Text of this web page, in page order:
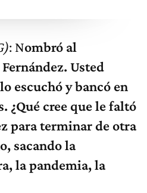
: Nombró al
Usted
escuchó y bancó en
¿Qué cree que le faltó
para terminar de otra
sacando la
la pandemia, la